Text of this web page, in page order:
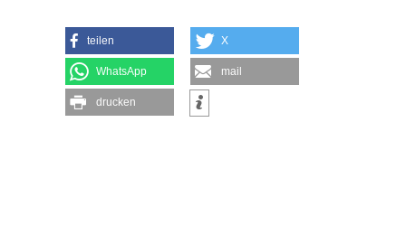
teilen X
WhatsApp mail
drucken